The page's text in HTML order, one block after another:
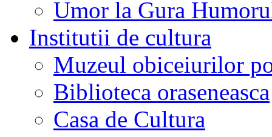
Umor la Gura
Institutii de cultura
Muzeul obiceiurilor
Biblioteca oraseneasca
Casa de Cultura